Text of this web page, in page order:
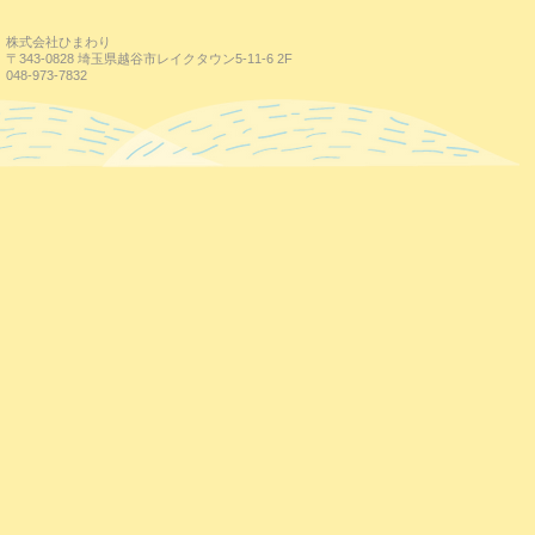
株式会社ひまわり
〒343-0828 埼玉県越谷市レイクタウン5-11-6 2F
048-973-7832